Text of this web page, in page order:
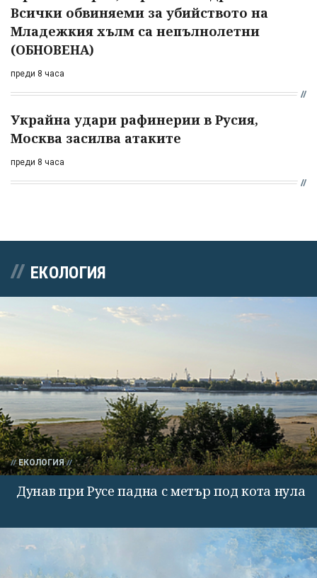
Всички обвиняеми за убийството на
Младежкия хълм са непълнолетни
(ОБНОВЕНА)
преди 8 часа
Украйна удари рафинерии в Русия,
Москва засилва атаките
преди 8 часа
ЕКОЛОГИЯ
ЕКОЛОГИЯ
Дунав при Русе падна с метър под кота нула